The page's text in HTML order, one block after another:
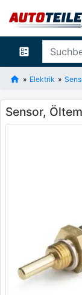
ballot
Elektrik
Sensor,